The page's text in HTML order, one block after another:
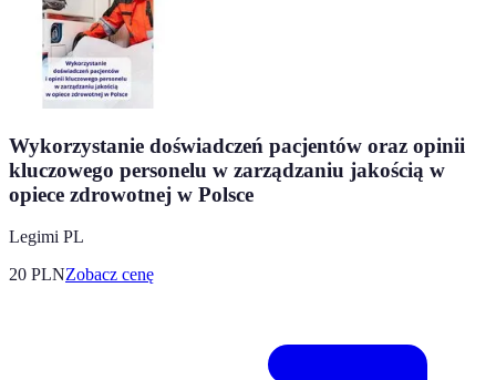
Wykorzystanie doświadczeń pacjentów oraz opinii
kluczowego personelu w zarządzaniu jakością w
opiece zdrowotnej w Polsce
Legimi PL
20 PLNZobacz cenę